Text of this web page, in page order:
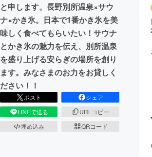
CAMPFIRE for Social Good
CAMPFIREふるさと納税machi-ya
と申します。長野別所温泉×サウ
ナ×かき氷。日本で1番かき氷を美
味しく食べてもらいたい！サウナ
とかき氷の魅力を伝え、別所温泉
を盛り上げる安らぎの場所を創り
ます。みなさまのお力をお貸しく
ださい！！
ポスト
シェア
LINEで送る
URLコピー
埋め込み
QRコード